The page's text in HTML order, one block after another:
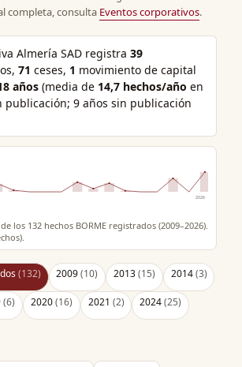
completa, consulta Eventos corporativos.
Almería SAD registra39
71 ceses, 1 movimiento de capital
años (media de 14,7 hechos/año en
publicación; 9 años sin publicación
2026
los 132 hechos BORME registrados (2009–2026).
(132) 2009(10) 2013(15) 2014(3)
(6) 2020(16) 2021 (2) 2024(25)